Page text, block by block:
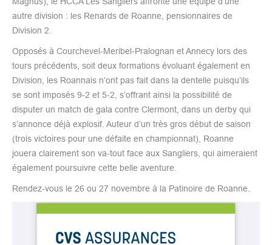
autre division : les Renards de Roanne, pensionnaires de
Division 2.
Opposés à Courchevel-Meribel-Pralognan et Annecy lors des
tours précédents, soit deux formations évoluant également en
Division, les Roannais n’ont pas fait dans la dentelle puisqu’ils
se sont imposés 9-2 et 5-2, s’offrant ainsi la possibilité de
disputer un match de gala contre Clermont, dans un derby qui
s’annonce déjà explosif. Auteur d’un très gros début de saison
(trois victoires pour une défaite en championnat), Roanne
jouera clairement son va-tout face aux Sangliers, qui aimeraient
également poursuivre cette belle aventure.
Rendez-vous le 26 ou 27 novembre à la Patinoire de Roanne.